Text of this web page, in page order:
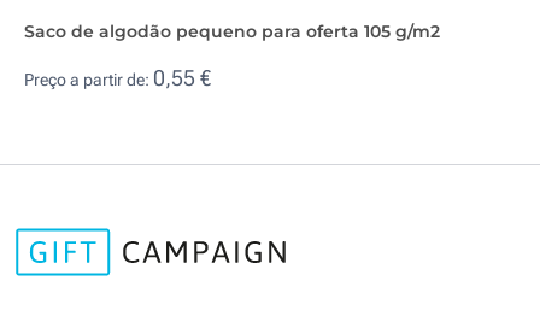
Saco de algodão pequeno para oferta 105 g/m2
Preço a partir de: 0,55 €